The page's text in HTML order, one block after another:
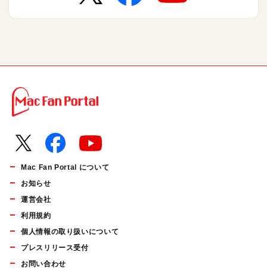
Mac Fan Portal について
お知らせ
運営会社
利用規約
個人情報の取り扱いについて
プレスリリース受付
お問い合わせ